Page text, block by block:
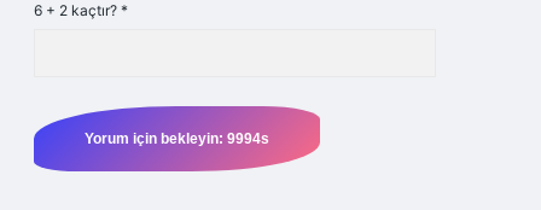
6 + 2 kaçtır? *